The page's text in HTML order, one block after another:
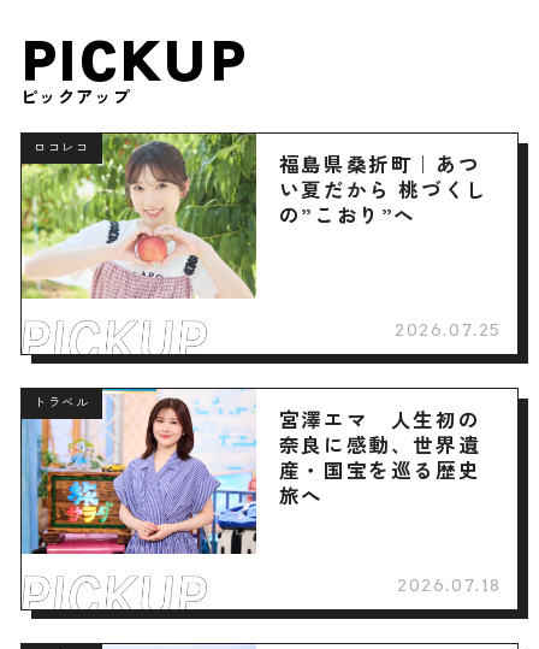
PICKUP
ピックアップ
ロコレコ
福島県桑折町｜あつ
い夏だから 桃づくし
の”こおり”へ
2026.07.25
トラベル
宮澤エマ 人生初の
奈良に感動、世界遺
産・国宝を巡る歴史
旅へ
2026.07.18